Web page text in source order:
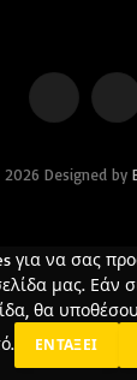
Facebook
Designed by
για να σας
μας. Εάν
θα
ΕΝΤΆΞΕΙ